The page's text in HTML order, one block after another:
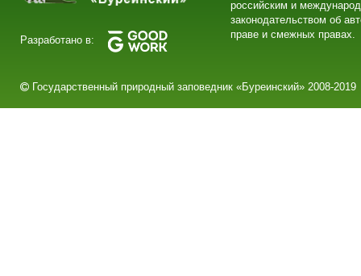
Разработано в:
российским и
законодательством об
праве и смежных правах.
Государственный природный заповедник «Буреинский» 2008-2019